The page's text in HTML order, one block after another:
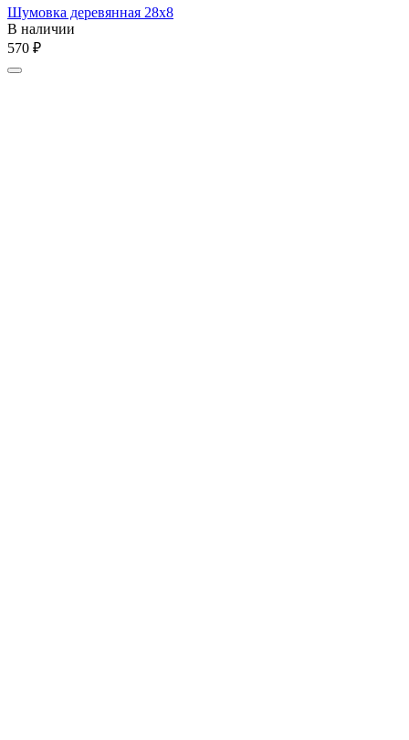
Шумовка деревянная 28х8
В наличии
‍570‍ ₽